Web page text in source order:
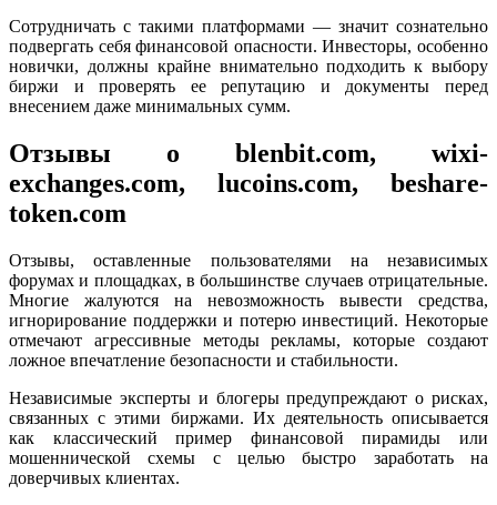
Сотрудничать с такими платформами — значит сознательно
подвергать себя финансовой опасности. Инвесторы, особенно
новички, должны крайне внимательно подходить к выбору
биржи и проверять ее репутацию и документы перед
внесением даже минимальных сумм.
Отзывы о blenbit.com, wixi-
exchanges.com, lucoins.com, beshare-
token.com
Отзывы, оставленные пользователями на независимых
форумах и площадках, в большинстве случаев отрицательные.
Многие жалуются на невозможность вывести средства,
игнорирование поддержки и потерю инвестиций. Некоторые
отмечают агрессивные методы рекламы, которые создают
ложное впечатление безопасности и стабильности.
Независимые эксперты и блогеры предупреждают о рисках,
связанных с этими биржами. Их деятельность описывается
как классический пример финансовой пирамиды или
мошеннической схемы с целью быстро заработать на
доверчивых клиентах.